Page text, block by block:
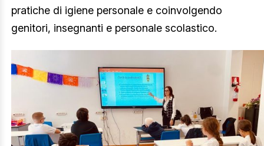
pratiche di igiene personale e coinvolgendo
genitori, insegnanti e personale scolastico.